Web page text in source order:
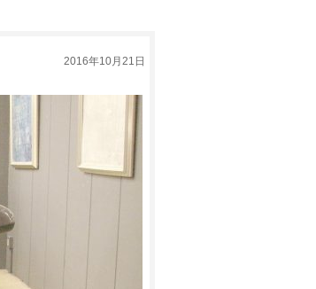
2016年10月21日